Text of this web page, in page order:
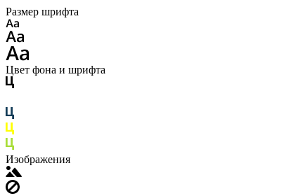
Размер шрифта
Цвет фона и шрифта
Изображения